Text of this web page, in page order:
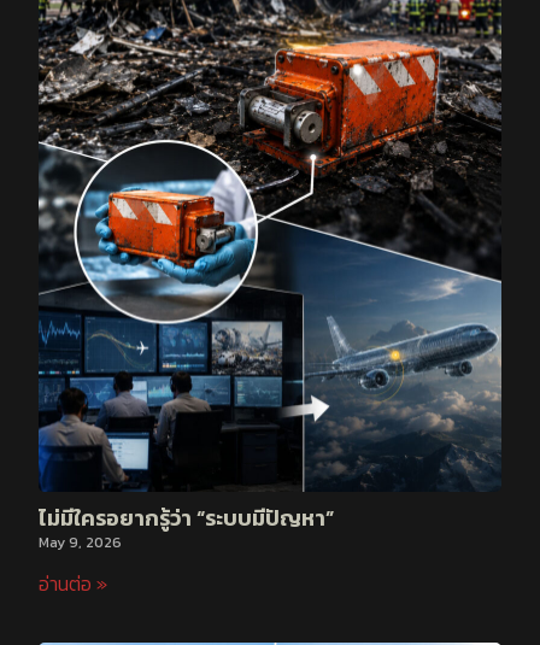
ไม่มีใครอยากรู้ว่า “ระบบมีปัญหา”
May 9, 2026
อ่านต่อ »